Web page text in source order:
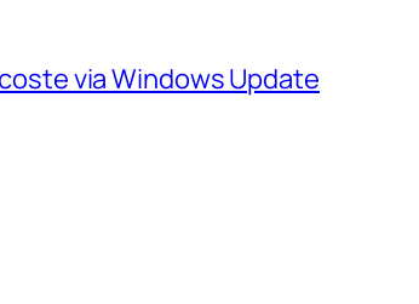
via Windows Update